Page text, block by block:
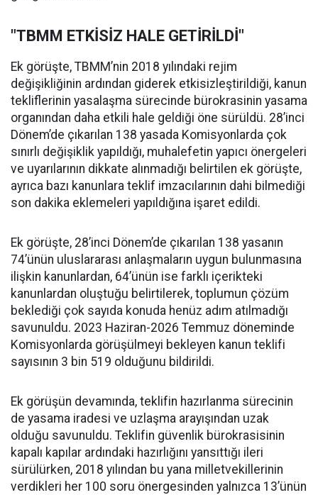
"TBMM ETKİSİZ HALE GETİRİLDİ"
Ek görüşte, TBMM’nin 2018 yılındaki rejim
değişikliğinin ardından giderek etkisizleştirildiği, kanun
tekliflerinin yasalaşma sürecinde bürokrasinin yasama
organından daha etkili hale geldiği öne sürüldü. 28’inci
Dönem’de çıkarılan 138 yasada Komisyonlarda çok
sınırlı değişiklik yapıldığı, muhalefetin yapıcı önergeleri
ve uyarılarının dikkate alınmadığı belirtilen ek görüşte,
ayrıca bazı kanunlara teklif imzacılarının dahi bilmediği
son dakika eklemeleri yapıldığına işaret edildi.
Ek görüşte, 28’inci Dönem’de çıkarılan 138 yasanın
74’ünün uluslararası anlaşmaların uygun bulunmasına
ilişkin kanunlardan, 64’ünün ise farklı içerikteki
kanunlardan oluştuğu belirtilerek, toplumun çözüm
beklediği çok sayıda konuda henüz adım atılmadığı
savunuldu. 2023 Haziran-2026 Temmuz döneminde
Komisyonlarda görüşülmeyi bekleyen kanun teklifi
sayısının 3 bin 519 olduğunu bildirildi.
Ek görüşün devamında, teklifin hazırlanma sürecinin
de yasama iradesi ve uzlaşma arayışından uzak
olduğu savunuldu. Teklifin güvenlik bürokrasisinin
kapalı kapılar ardındaki hazırlığını yansıttığı ileri
sürülürken, 2018 yılından bu yana milletvekillerinin
verdikleri her 100 soru önergesinden yalnızca 13’ünün